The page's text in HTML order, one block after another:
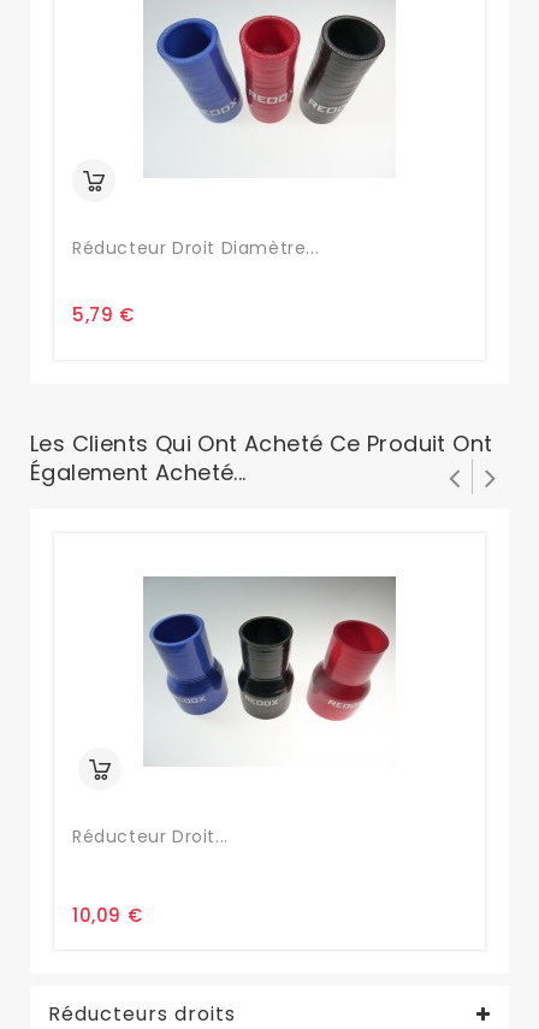
Réducteur Droit Diamètre...
5,79 €
Les Clients Qui Ont Acheté Ce Produit Ont
Également Acheté...
Réducteur Droit...
10,09 €
Réducteurs droits